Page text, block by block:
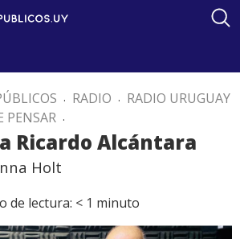
. RADIO . RADIO URUGUAY
PENSAR .
Ricardo Alcántara
Holt
de lectura: < 1 minuto